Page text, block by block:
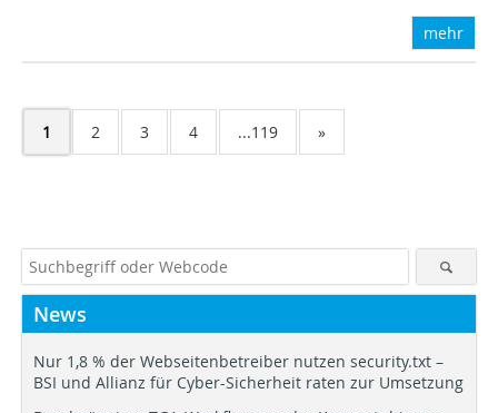
mehr
1 2 3 4 ...119 »
News
Nur 1,8 % der Webseitenbetreiber nutzen security.txt –
BSI und Allianz für Cyber-Sicherheit raten zur Umsetzung